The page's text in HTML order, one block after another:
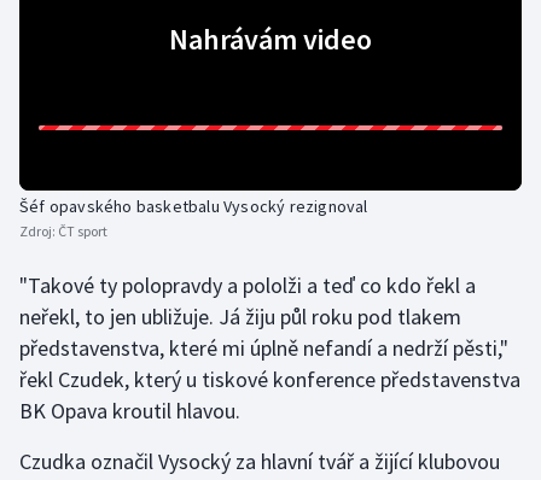
Ragby
Rychlostní kanoistika
Short track
Nahrávám video
Šéf opavského basketbalu Vysocký rezignoval
Zdroj: ČT sport
"Takové ty polopravdy a pololži a teď co kdo řekl a
neřekl, to jen ubližuje. Já žiju půl roku pod tlakem
představenstva, které mi úplně nefandí a nedrží pěsti,"
řekl Czudek, který u tiskové konference představenstva
BK Opava kroutil hlavou.
Czudka označil Vysocký za hlavní tvář a žijící klubovou